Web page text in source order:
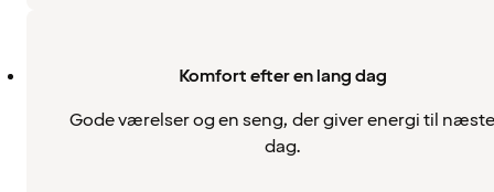
Komfort efter en lang dag
Gode værelser og en seng, der giver energi til næste
dag.